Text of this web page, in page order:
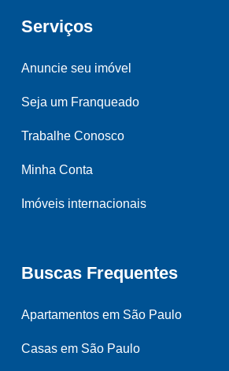
Serviços
Anuncie seu imóvel
Seja um Franqueado
Trabalhe Conosco
Minha Conta
Imóveis internacionais
Buscas Frequentes
Apartamentos em São Paulo
Casas em São Paulo